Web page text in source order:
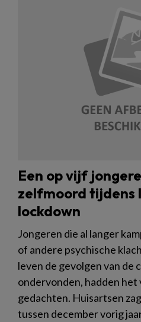
Een op vijf
zelfmoord tijdens
lockdown
Jongeren die al langer
of andere psychische
leven de gevolgen van de
ondervonden, hadden het
gedachten. Huisartsen
tussen december vorig